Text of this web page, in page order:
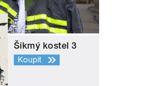
Šikmý kostel 3
Koupit